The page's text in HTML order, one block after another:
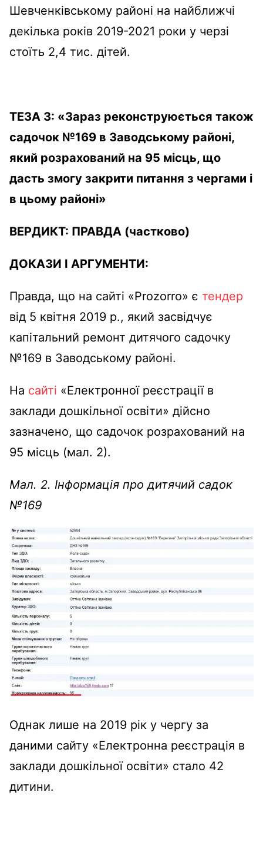
Шевченківському районі на найближчі
декілька років 2019-2021 роки у черзі
стоїть 2,4 тис. дітей.
ТЕЗА 3: «Зараз реконструюється також
садочок №169 в Заводському районі,
який розрахований на 95 місць, що
дасть змогу закрити питання з чергами і
в цьому районі»
ВЕРДИКТ: ПРАВДА (частково)
ДОКАЗИ І АРГУМЕНТИ:
Правда, що на сайті «Prozorro» є тендер
від 5 квітня 2019 р., який засвідчує
капітальний ремонт дитячого садочку
№169 в Заводському районі.
На сайті «Електронної реєстрації в
заклади дошкільної освіти» дійсно
зазначено, що садочок розрахований на
95 місць (мал. 2).
Мал. 2. Інформація про дитячий садок
№169
Однак лише на 2019 рік у чергу за
даними сайту «Електронна реєстрація в
заклади дошкільної освіти» стало 42
дитини.